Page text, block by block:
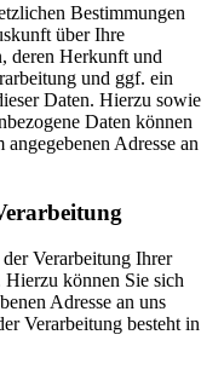
Bestimmungen
über Ihre
deren Herkunft und
und ggf. ein
Daten. Hierzu sowie
Daten können
Adresse an
Verarbeitung Ihrer
Hierzu können Sie sich
Adresse an uns
Verarbeitung besteht in